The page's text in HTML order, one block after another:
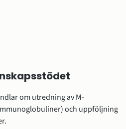
om utredning av M-
och uppföljning